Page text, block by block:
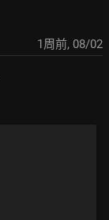
1周前, 08/02